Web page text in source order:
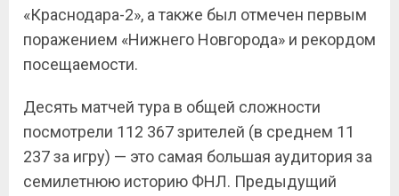
«Краснодара-2», а также был отмечен первым
поражением «Нижнего Новгорода» и рекордом
посещаемости.
Десять матчей тура в общей сложности
посмотрели 112 367 зрителей (в среднем 11
237 за игру) — это самая большая аудитория за
семилетнюю историю ФНЛ. Предыдущий